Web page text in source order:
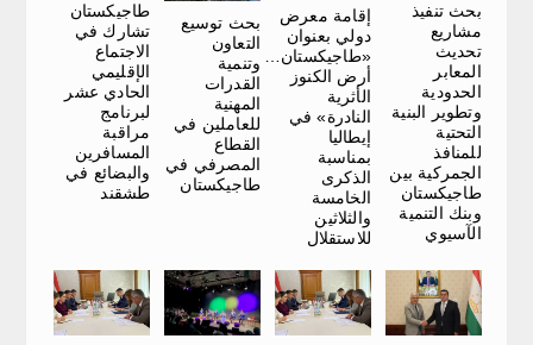
بحث تنفيذ
مشاريع
تحديث
المعابر
الحدودية
وتطوير البنية
التحتية
للمنافذ
الجمركية بين
طاجيكستان
وبنك التنمية
الآسيوي
إقامة معرض
دولي بعنوان
«طاجيكستان…
أرض الكنوز
الأثرية
النادرة» في
إيطاليا
بمناسبة
الذكرى
الخامسة
والثلاثين
للاستقلال
بحث توسيع
التعاون
وتنمية
القدرات
المهنية
للعاملين في
القطاع
المصرفي في
طاجيكستان
طاجيكستان
تشارك في
الاجتماع
الإقليمي
الحادي عشر
لبرنامج
مراقبة
المسافرين
والبضائع في
طشقند